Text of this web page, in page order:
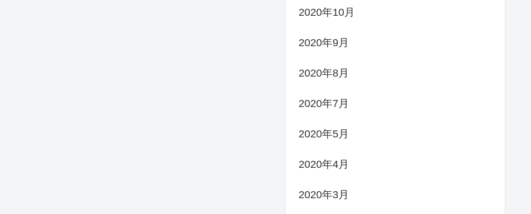
2020年10月
2020年9月
2020年8月
2020年7月
2020年5月
2020年4月
2020年3月